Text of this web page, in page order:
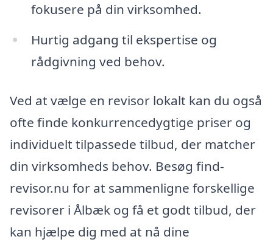
fokusere på din virksomhed.
Hurtig adgang til ekspertise og
rådgivning ved behov.
Ved at vælge en revisor lokalt kan du også
ofte finde konkurrencedygtige priser og
individuelt tilpassede tilbud, der matcher
din virksomheds behov. Besøg find-
revisor.nu for at sammenligne forskellige
revisorer i Ålbæk og få et godt tilbud, der
kan hjælpe dig med at nå dine